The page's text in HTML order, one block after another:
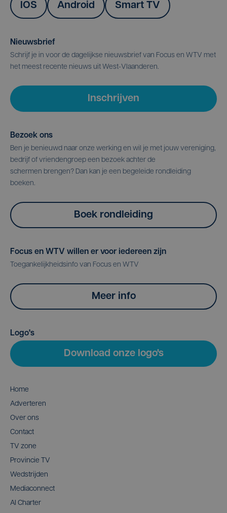
IOS Android Smart TV
Nieuwsbrief
Schrijf je in voor de dagelijkse nieuwsbrief van Focus en WTV met
het meest recente nieuws uit West-Vlaanderen.
Inschrijven
Bezoek ons
Ben je benieuwd naar onze werking en wil je met jouw vereniging,
bedrijf of vriendengroep een bezoek achter de
schermen brengen? Dan kan je een begeleide rondleiding
boeken.
Boek rondleiding
Focus en WTV willen er voor iedereen zijn
Toegankelijkheidsinfo van Focus en WTV
Meer info
Logo's
Download onze logo's
Home
Adverteren
Over ons
Contact
TV zone
Provincie TV
Wedstrijden
Mediaconnect
AI Charter